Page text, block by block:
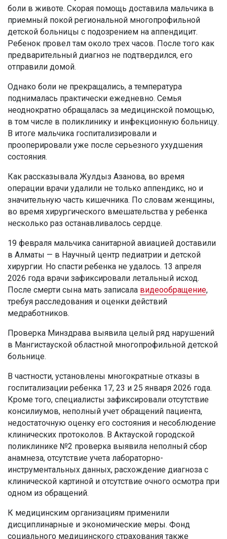
боли в животе. Скорая помощь доставила мальчика в
приемный покой региональной многопрофильной
детской больницы с подозрением на аппендицит.
Ребенок провел там около трех часов. После того как
предварительный диагноз не подтвердился, его
отправили домой.
Однако боли не прекращались, а температура
поднималась практически ежедневно. Семья
неоднократно обращалась за медицинской помощью,
в том числе в поликлинику и инфекционную больницу.
В итоге мальчика госпитализировали и
прооперировали уже после серьезного ухудшения
состояния.
Как рассказывала Жулдыз Азанова, во время
операции врачи удалили не только аппендикс, но и
значительную часть кишечника. По словам женщины,
во время хирургического вмешательства у ребенка
несколько раз останавливалось сердце.
19 февраля мальчика санитарной авиацией доставили
в Алматы — в Научный центр педиатрии и детской
хирургии. Но спасти ребенка не удалось. 13 апреля
2026 года врачи зафиксировали летальный исход.
После смерти сына мать записала видеообращение,
требуя расследования и оценки действий
медработников.
Проверка Минздрава выявила целый ряд нарушений
в Мангистауской областной многопрофильной детской
больнице.
В частности, установлены многократные отказы в
госпитализации ребенка 17, 23 и 25 января 2026 года.
Кроме того, специалисты зафиксировали отсутствие
консилиумов, неполный учет обращений пациента,
недостаточную оценку его состояния и несоблюдение
клинических протоколов. В Актауской городской
поликлинике №2 проверка выявила неполный сбор
анамнеза, отсутствие учета лабораторно-
инструментальных данных, расхождение диагноза с
клинической картиной и отсутствие очного осмотра при
одном из обращений.
К медицинским организациям применили
дисциплинарные и экономические меры. Фонд
социального медицинского страхования также